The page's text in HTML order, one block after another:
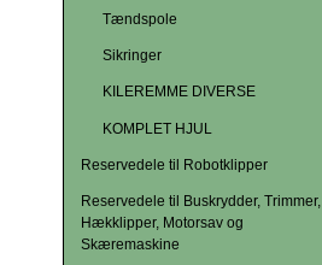
Tændspole
Sikringer
KILEREMME DIVERSE
KOMPLET HJUL
Reservedele til Robotklipper
Reservedele til Buskrydder, Trimmer,
Hækklipper, Motorsav og
Skæremaskine